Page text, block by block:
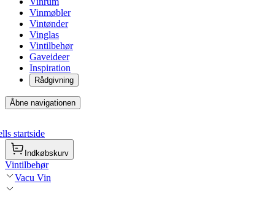
Vinmøbler
Vintønder
Vinglas
Vintilbehør
Gaveideer
Inspiration
Rådgivning
Åbne navigationen
startside
Indkøbskurv
Vintilbehør
Vacu Vin